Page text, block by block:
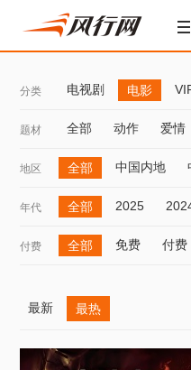
分类 电视剧 电影
题材 全部 动作 爱情
地区 全部 中国内地
年代 全部 2025
付费 全部 免费 付费
最新 最热